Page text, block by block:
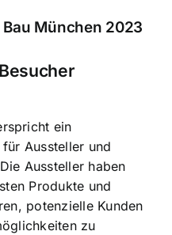
München 2023
ein
Aussteller und
Aussteller haben
Produkte und
potenzielle Kunden
zu